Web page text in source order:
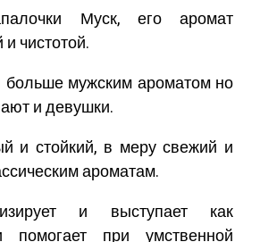
Муск, его аромат
чистотой.
больше мужским ароматом но
и девушки.
и стойкий, в меру свежий и
ароматам.
и выступает как
помогает при умственной